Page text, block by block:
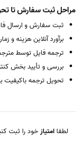
مراحل ثبت سفارش تا
ثبت سفارش و ارسال
برآورد آنلاین هزینه و
ترجمه فایل توسط
بررسی و تأیید بخش
تحویل ترجمه باکیفیت
لطفا امتیازخود را ثبت